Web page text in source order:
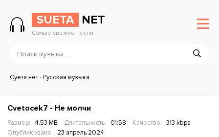
SUETA NET
Самые свежие песни
Суета.нет-Русская музыка
Cvetocek7 - Не молчи
Размер: 4.53 MB Длительность: 01:58 Качество:
313 kbps
Опубликовано:
23 апрель 2024